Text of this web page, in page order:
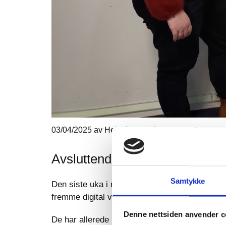
Samtykke
Denne nettsiden anvender
03/04/2025 av Helseinnovasjonssenteret
Avsluttende workshop i DIVA
Den siste uka i mars var vi i Vestvågøy for å
fremme digital velferdsteknologi i kommunen.
De har allerede introdusert flere